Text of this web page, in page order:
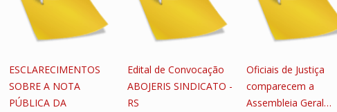
ESCLARECIMENTOS
SOBRE A NOTA
PÚBLICA DA
Edital de Convocação
ABOJERIS SINDICATO -
RS
Oficiais de Justiça
comparecem a
Assembleia Geral…